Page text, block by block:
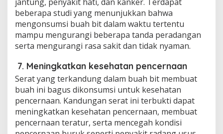
beberapa studi yang menunjukkan bahwa
mengonsumsi buah bit dalam waktu tertentu
mampu mengurangi beberapa tanda peradangan
serta mengurangi rasa sakit dan tidak nyaman.
7. Meningkatkan kesehatan pencernaan
Serat yang terkandung dalam buah bit membuat
buah ini bagus dikonsumsi untuk kesehatan
pencernaan. Kandungan serat ini terbukti dapat
meningkatkan kesehatan pencernaan, membuat
pencernaan teratur, serta mencegah kondisi